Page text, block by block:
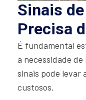
Sinais
Precisa
É fundamental
a necessidade
sinais pode levar
custosos.